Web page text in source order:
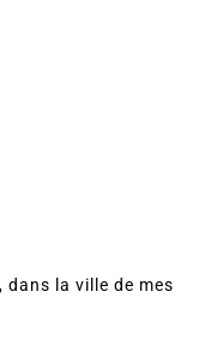
dans la ville de mes